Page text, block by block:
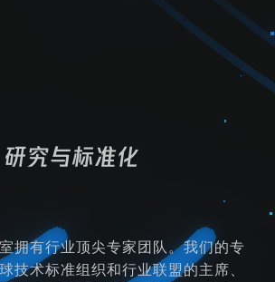
研究与标准化
拥有行业顶尖专家团队。我们的专
技术标准组织和行业联盟的主席、
数据集 (TSMD)